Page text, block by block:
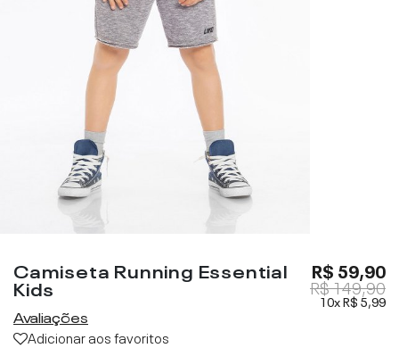
Camiseta Running Essential
Kids
Avaliações
Adicionar aos favoritos
R$ 59,90
R$ 149,90
10xR$ 5,99